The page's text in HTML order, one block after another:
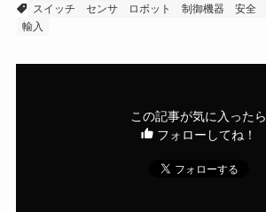
スイッチ
センサ ロボット 制御機器 安全
輸入
この記事が気に入ったら
フォローしてね！